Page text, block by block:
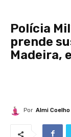
Polícia
prende
Madeira,
Por Almi Coelho